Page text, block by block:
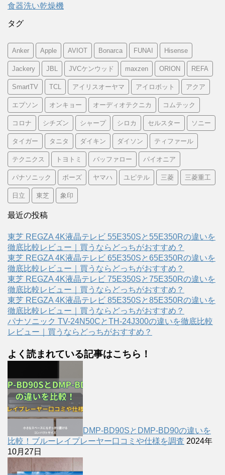
食器洗い乾燥機
タグ
Anker Apple AVIOT Bonarca FUNAI Hisense
Jackery JBL JVCケンウッド maxzen ORION REFA
SmartTV TCL アイリスオーヤマ アイロボット アクア
エプソン オンキョー オーディオテクニカ コムテック
コロナ シチズン シャープ シロカ セルスター ソニー
タイガー タニタ ダイキン ダイソン ティファール
テクニクス トヨトミ バッファロー パイオニア
パナソニック ボーズ ヤマハ ユピテル 三菱 三菱重工
日立 東芝 象印
最近の投稿
東芝 REGZA 4K液晶テレビ 55E350Sと55E350Rの違いを
徹底比較レビュー｜買うならどっちがおすすめ？
東芝 REGZA 4K液晶テレビ 65E350Sと65E350Rの違いを
徹底比較レビュー｜買うならどっちがおすすめ？
東芝 REGZA 4K液晶テレビ 75E350Sと75E350Rの違いを
徹底比較レビュー｜買うならどっちがおすすめ？
東芝 REGZA 4K液晶テレビ 85E350Sと85E350Rの違いを
徹底比較レビュー｜買うならどっちがおすすめ？
パナソニック TV-24N50CとTH-24J300の違いを徹底比較
レビュー｜買うならどっちがおすすめ？
よく読まれている記事はこちら！
DMP-BD90SとDMP-BD90の違いを
比較！ブルーレイプレーヤー口コミや仕様を調査 2024年
10月27日